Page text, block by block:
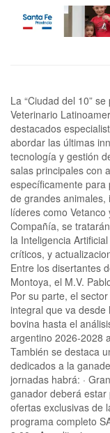
La “Ciudad del 10”
Veterinario
destacados
abordar las últimas
tecnología y gestión
salas principales con
específicamente
de grandes animales,
líderes como
Compañía, se
la Inteligencia
críticos, y
Entre los disertantes
Montoya, el M.V.
Por su parte, el
integral que va desde
bovina hasta el
argentino 2026-2028
También se destaca
dedicados a la
jornadas habrá: ·
ganador deberá estar
ofertas exclusivas de
programa completo